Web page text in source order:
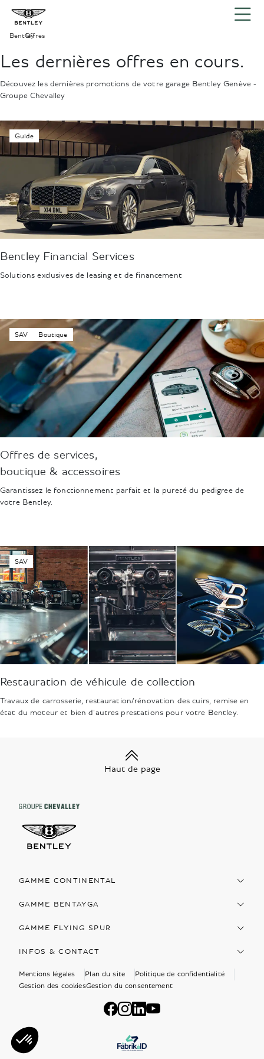
Bentley
›
Offres
Les dernières offres en cours.
Découvez les dernières promotions de votre garage Bentley Genève -
Groupe Chevalley
Bentley Financial Services
Solutions exclusives de leasing et de financement
Guide
Offres de services,
boutique & accessoires
Garantissez le fonctionnement parfait et la pureté du pedigree de
votre Bentley.
SAV Boutique
Restauration de véhicule de collection
Travaux de carrosserie, restauration/rénovation des cuirs, remise en
état du moteur et bien d'autres prestations pour votre Bentley.
SAV
Haut de page
GAMME CONTINENTAL
GAMME BENTAYGA
GAMME FLYING SPUR
INFOS & CONTACT
Mentions légales Plan du site
Politique de confidentialité
Gestion des cookiesGestion du consentement